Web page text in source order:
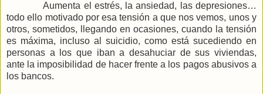
Aumenta el estrés, la ansiedad, las depresiones…
todo ello motivado por esa tensión a que nos vemos, unos y
otros, sometidos, llegando en ocasiones, cuando la tensión
es máxima, incluso al suicidio, como está sucediendo en
personas a los que iban a desahuciar de sus viviendas,
ante la imposibilidad de hacer frente a los pagos abusivos a
los bancos.